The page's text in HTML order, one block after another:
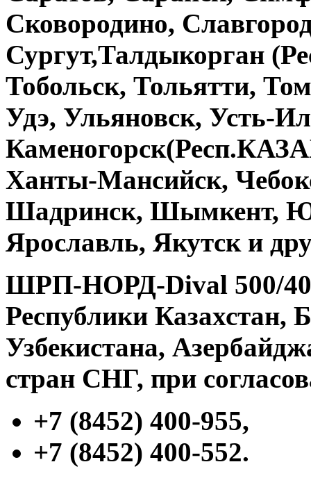
Сковородино,
Сургут,Талдыкорган
Тобольск, Тольятти,
Удэ, Ульяновск, Усть-
Ханты-Мансийск,
Шадринск, Шымкент,
Ярославль, Якутск и
ШРП-НОРД-Dival 500/
Республики Казахстан,
Узбекистана,
стран СНГ, при
+7 (8452) 400-955,
+7 (8452) 400-552.